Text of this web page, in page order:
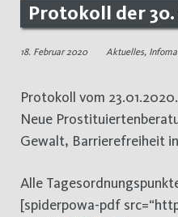
Protokoll der
18. Februar 2020 Aktuelles,
Protokoll vom 23.01.2020. Tagesordnungspunkte: Kriminalistische Auswertung zur Partnerschaftsgewalt – Berichtsjahr 2018,
Neue
Gewalt, Barrierefreiheit
Alle
[spiderpowa-pdf